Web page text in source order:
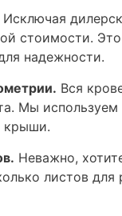
Исключая
стоимости.
надежности.
Вся
Мы
крыши.
Неважно,
листов